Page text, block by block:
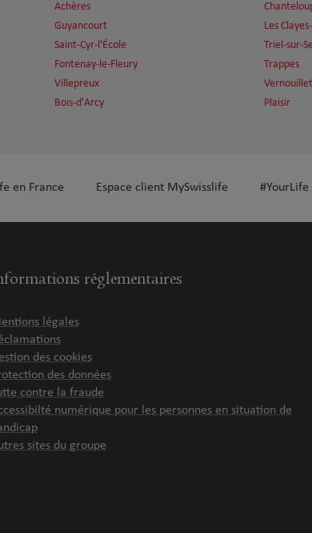
Achères
Guyancourt
Saint-Cyr-l'École
Fontenay-le-Fleury
Villepreux
Bois-d'Arcy
Les
Triel-sur-
Trappes
Vernouillet
Plaisir
en France Espace client MySwisslife #YourLife
réglementaires
légales
des cookies
des données
contre la fraude
numérique pour les personnes en situation de
sites du groupe